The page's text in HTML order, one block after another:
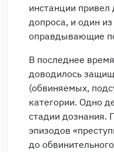
инстанции привел
допроса, и один
оправдывающие
В последнее
доводилось
(обвиняемых,
категории. Одно
стадии дознания.
эпизодов
до